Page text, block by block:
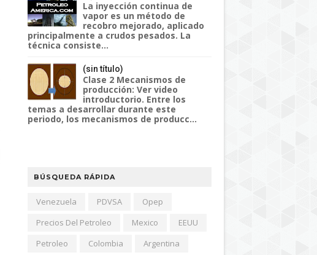
La inyección continua de
vapor es un método de
recobro mejorado, aplicado
principalmente a crudos pesados. La
técnica consiste...
(sin título)
Clase 2 Mecanismos de
producción: Ver video
introductorio. Entre los
temas a desarrollar durante este
periodo, los mecanismos de producc...
BÚSQUEDA RÁPIDA
Venezuela PDVSA
Opep
Precios Del Petroleo
Mexico
EEUU
Petroleo
Colombia
Argentina